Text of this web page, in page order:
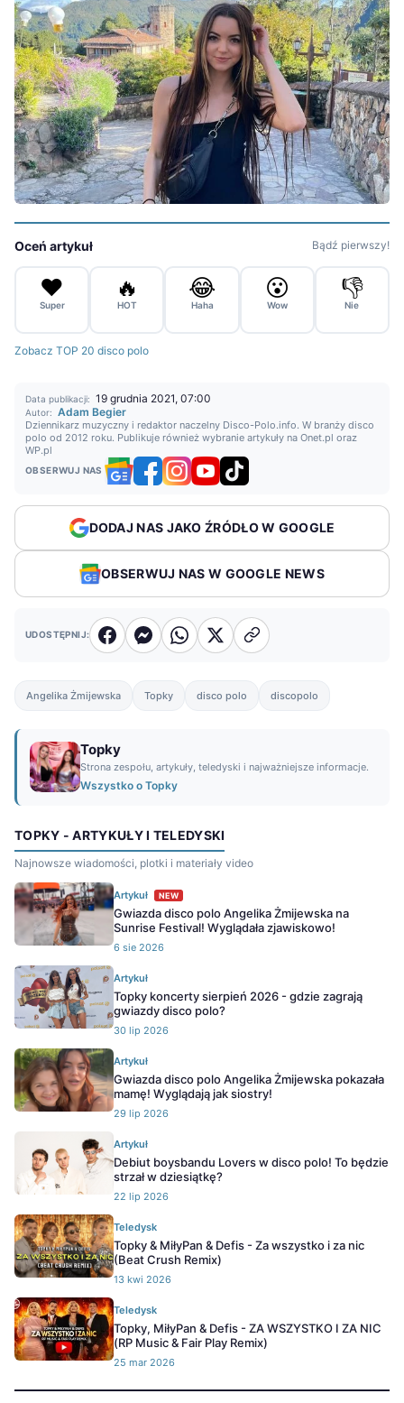
Oceń artykuł Bądź pierwszy!
❤️
Super
🔥
HOT
😂
Haha
😮
Wow
👎
Nie
Zobacz TOP 20 disco polo
Data publikacji: 19 grudnia 2021, 07:00
Autor: Adam Begier
Dziennikarz muzyczny i redaktor naczelny Disco-Polo.info. W branży disco
polo od 2012 roku. Publikuje również wybranie artykuły na Onet.pl oraz
WP.pl
OBSERWUJ NAS
DODAJ NAS JAKO ŹRÓDŁO W GOOGLE
OBSERWUJ NAS W GOOGLE NEWS
UDOSTĘPNIJ:
Angelika Żmijewska Topky disco polo discopolo
Topky
Strona zespołu, artykuły, teledyski i najważniejsze informacje.
Wszystko o Topky
TOPKY - ARTYKUŁY I TELEDYSKI
Najnowsze wiadomości, plotki i materiały video
Artykuł NEW
Gwiazda disco polo Angelika Żmijewska na
Sunrise Festival! Wyglądała zjawiskowo!
6 sie 2026
Artykuł
Topky koncerty sierpień 2026 - gdzie zagrają
gwiazdy disco polo?
30 lip 2026
Artykuł
Gwiazda disco polo Angelika Żmijewska pokazała
mamę! Wyglądają jak siostry!
29 lip 2026
Artykuł
Debiut boysbandu Lovers w disco polo! To będzie
strzał w dziesiątkę?
22 lip 2026
Teledysk
Topky & MiłyPan & Defis - Za wszystko i za nic
(Beat Crush Remix)
13 kwi 2026
Teledysk
Topky, MiłyPan & Defis - ZA WSZYSTKO I ZA NIC
(RP Music & Fair Play Remix)
25 mar 2026